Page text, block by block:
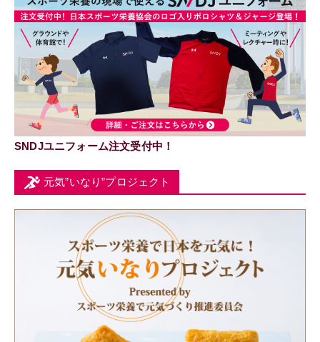
SNDJユニフォーム注文受付中！
元気”いなり”プロジェクト